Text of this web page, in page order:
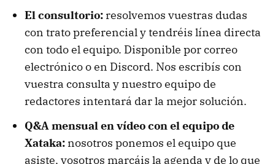
El consultorio: resolvemos vuestras dudas
con trato preferencial y tendréis línea directa
con todo el equipo. Disponible por correo
electrónico o en Discord. Nos escribís con
vuestra consulta y nuestro equipo de
redactores intentará dar la mejor solución.
Q&A mensual en vídeo con el equipo de
Xataka: nosotros ponemos el equipo que
asiste, vosotros marcáis la agenda y de lo que